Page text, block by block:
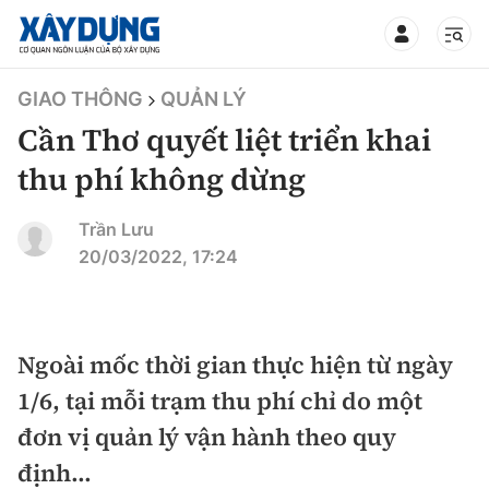
TIN BỘ XÂY DỰNG
CHUYÊN MỤC
Thời sự
Chính trị
Xã hội
Xây dựng
Chỉ đạo điều hành
Giao thông
GIAO THÔNG QUẢN LÝ
Cần Thơ quyết liệt triển khai
thu phí không dừng
Trần Lưu
20/03/2022, 17:24
Ngoài mốc thời gian thực hiện từ ngày
1/6, tại mỗi trạm thu phí chỉ do một
đơn vị quản lý vận hành theo quy
định…